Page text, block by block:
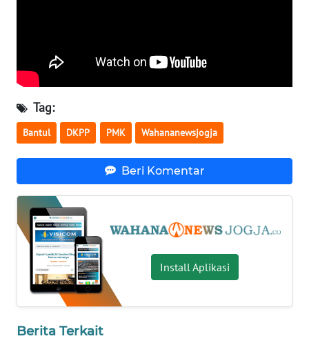
Tag:
Bantul DKPP PMK Wahananewsjogja
Beri Komentar
Install Aplikasi
Berita Terkait
LAMPUNG
WN
JATENG
WN
JOGJA
WN
JATIM
WN
BALI